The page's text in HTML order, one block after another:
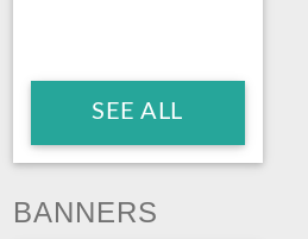
SEE ALL
BANNERS